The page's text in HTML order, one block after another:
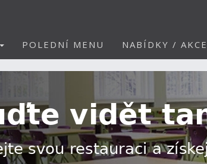
POLEDNÍ MENU NABÍDKY / AKCE